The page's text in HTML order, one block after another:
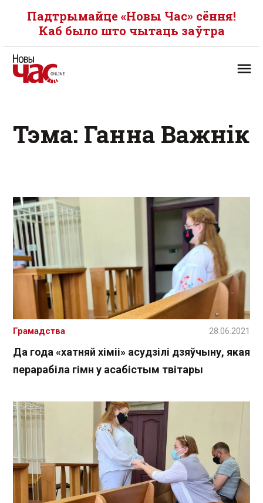
Падтрымайце «Новы Час» сёння!
Каб было што чытаць заўтра
Тэма: Ганна Важнік
Да года «хатняй хіміі» асудзілі дзяўчыну, якая
перарабіла гімн у асабістым твітары
Грамадства 28.06.2021